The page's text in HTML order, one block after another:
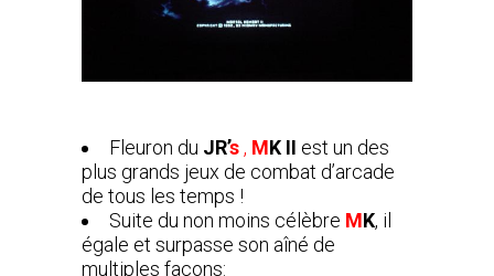
Fleuron du JR’s, MK II est un des
plus grands jeux de combat d’arcade
de tous les temps !
Suite du non moins célèbre MK, il
égale et surpasse son aîné de
multiples façons: